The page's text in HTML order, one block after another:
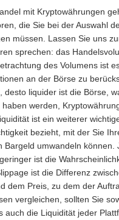
mit Kryptowährungen
die Sie bei der Auswahl
müssen. Lassen Sie uns
sprechen: das
des Volumens ist
an der Börse zu
desto liquider ist die Börse,
werden,
ist ein weiterer
bezieht, mit der Sie
Bargeld umwandeln können.
ist die
ist die Differenz
dem Preis, zu dem der
vergleichen, sollten Sie
auch die Liquidität jeder